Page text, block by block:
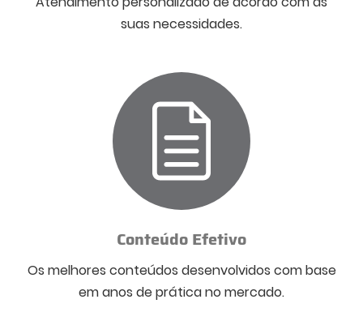
suas necessidades.
Conteúdo Efetivo
Os melhores conteúdos desenvolvidos com base
em anos de prática no mercado.